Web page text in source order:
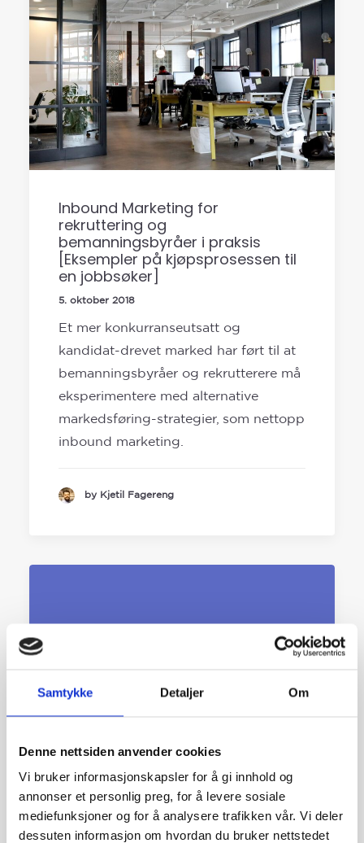
Samtykke Detaljer Om
Denne nettsiden anvender cookies
Vi bruker informasjonskapsler for å gi innhold og
annonser et personlig preg, for å levere sosiale
mediefunksjoner og for å analysere trafikken vår. Vi deler
dessuten informasjon om hvordan du bruker nettstedet
Inbound Marketing for
rekruttering og
bemanningsbyråer i praksis
[Eksempler på kjøpsprosessen til
en jobbsøker]
5. oktober 2018
Et mer konkurranseutsatt og
kandidat-drevet marked har ført til at
bemanningsbyråer og rekrutterere må
eksperimentere med alternative
markedsføring-strategier, som nettopp
inbound marketing.
by Kjetil Fagereng
Hva er en dedikert landingsside
og hvordan bør den utformes?